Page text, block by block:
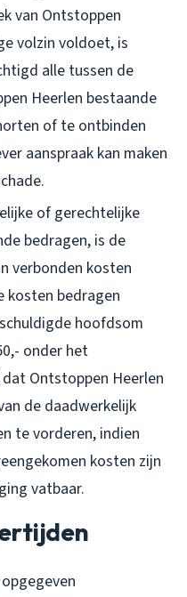
van Ontstoppen
volzin voldoet, is
alle tussen de
Heerlen bestaande
of te ontbinden
aanspraak kan maken
of gerechtelijke
bedragen, is de
verbonden kosten
kosten bedragen
hoofdsom
onder het
Ontstoppen Heerlen
de daadwerkelijk
te vorderen, indien
kosten zijn
vatbaar.